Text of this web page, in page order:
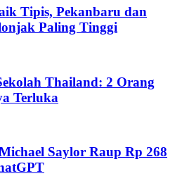
Tipis, Pekanbaru dan
Paling Tinggi
Thailand: 2 Orang
Terluka
Saylor Raup Rp 268